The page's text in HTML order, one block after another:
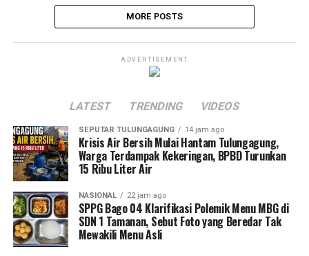
MORE POSTS
ADVERTISEMENT
LATEST TRENDING VIDEOS
SEPUTAR TULUNGAGUNG 14 jam ago
Krisis Air Bersih Mulai Hantam Tulungagung,
Warga Terdampak Kekeringan, BPBD Turunkan
15 Ribu Liter Air
NASIONAL 22 jam ago
SPPG Bago 04 Klarifikasi Polemik Menu MBG di
SDN 1 Tamanan, Sebut Foto yang Beredar Tak
Mewakili Menu Asli